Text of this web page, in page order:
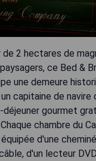
2 hectares de
ce Bed &
une demeure
capitaine de navire
déjeuner gourmet
chambre du
d'une
d'un lecteur